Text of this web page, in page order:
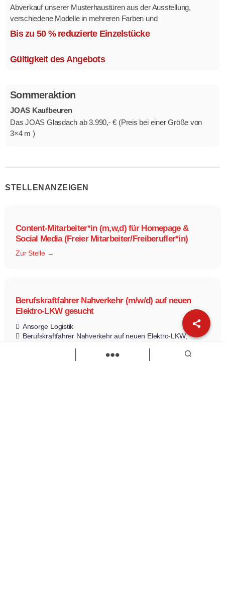
Abverkauf unserer Musterhaustüren aus der Ausstellung,
verschiedene Modelle in mehreren Farben und
Ausstattungsvarianten.
Bis zu 50 % reduzierte Einzelstücke
Gültigkeit des Angebots
Sommeraktion
JOAS Kaufbeuren
Das JOAS Glasdach ab 3.990,- € (Preis bei einer Größe von
3×4 m )
STELLENANZEIGEN
Content-Mitarbeiter*in (m,w,d) für Homepage &
Social Media (Freier Mitarbeiter/Freiberufler*in)
Zur Stelle
Berufskraftfahrer Nahverkehr (m/w/d) auf neuen
Elektro-LKW gesucht
Ansorge Logistik
Berufskraftfahrer Nahverkehr auf neuen Elektro-LKW